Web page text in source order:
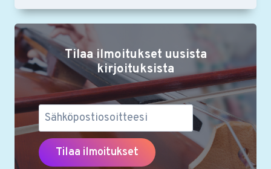
MUSIIKKITALOSSA
ON
VARMISTETTU
TURVAVÄLEIN
Tilaa ilmoitukset uusista
kirjoituksista